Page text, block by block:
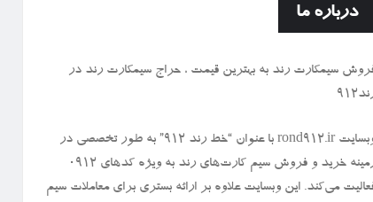
درباره ما
سیمكارت رند به بهترین قیمت ، حراج سیمكارت رند در
وبسایت rond912.ir با عنوان “خط رند ۹۱۲” به طور تخصصی در
زمینه خرید و فروش سیم کارت‌های رند به ویژه کدهای ۰۹۱۲
می‌کند. این وبسایت علاوه بر ارائه بستری برای معاملات سیم